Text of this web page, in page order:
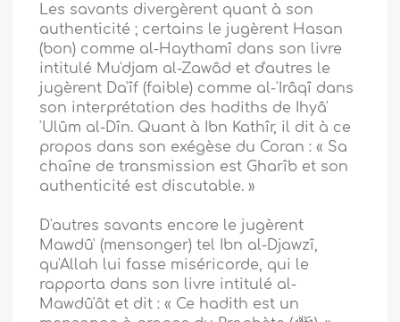
Les savants divergèrent quant à son
authenticité ; certains le jugèrent Hasan
(bon) comme al-Haythamî dans son livre
intitulé Mu'djam al-Zawâd et d'autres le
jugèrent Da'îf (faible) comme al-'Irâqî dans
son interprétation des hadiths de Ihyâ'
'Ulûm al-Dîn. Quant à Ibn Kathîr, il dit à ce
propos dans son exégèse du Coran : « Sa
chaîne de transmission est Gharîb et son
authenticité est discutable. »
D'autres savants encore le jugèrent
Mawdû' (mensonger) tel Ibn al-Djawzî,
qu'Allah lui fasse miséricorde, qui le
rapporta dans son livre intitulé al-
Mawdû'ât et dit : « Ce hadith est un